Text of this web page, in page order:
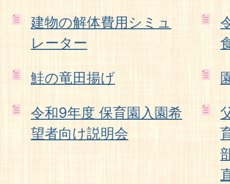
建物の解体費用シミュ
レーター
鮭の竜田揚げ
令和9年度 保育園入園希
望者向け説明会